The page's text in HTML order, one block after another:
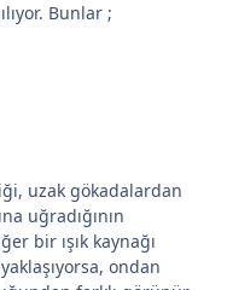
Bunlar ;
uzak gökadalardan
uğradığının
bir ışık kaynağı
ondan